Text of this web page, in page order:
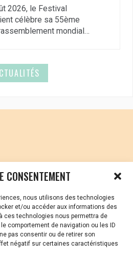
CONSENTEMENT
nous utilisons des technologies
et/ou accéder aux informations des
ces technologies nous permettra de
comportement de navigation ou les ID
pas consentir ou de retirer son
négatif sur certaines caractéristiques
2026, le Festival
célèbre sa 55ème
mondial…
SOUTIEN PSYCHOLOGIQUE ET
vous êtes victime de VSS ? Ou
en besoin de soutien